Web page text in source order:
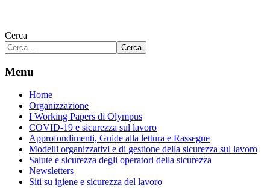
Cerca
Cerca
Menu
Home
Organizzazione
I Working Papers di Olympus
COVID-19 e sicurezza sul lavoro
Approfondimenti, Guide alla lettura e Rassegne
Modelli organizzativi e di gestione della sicurezza sul lavoro
Salute e sicurezza degli operatori della sicurezza
Newsletters
Siti su igiene e sicurezza del lavoro